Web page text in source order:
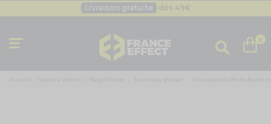
Besoin d'un devis pro ? Cliquez ici
Livraison gratuite
0
Accueil Soirée à thème Baby Shower Jeux baby shower 11 accessoires Photo Booth